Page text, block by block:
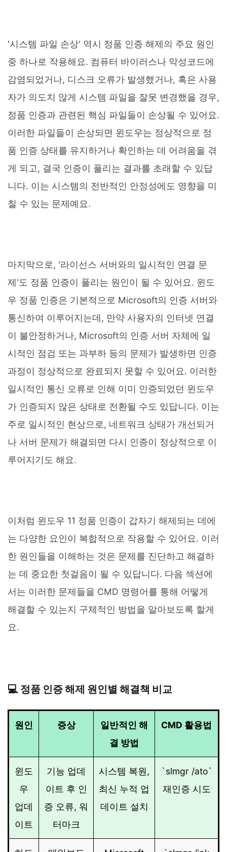
'시스템 파일 손상' 역시 정품 인증 해제의 주요 원인
중 하나로 작용해요. 컴퓨터 바이러스나 악성코드에
감염되었거나, 디스크 오류가 발생했거나, 혹은 사용
자가 의도치 않게 시스템 파일을 잘못 변경했을 경우,
정품 인증과 관련된 핵심 파일들이 손상될 수 있어요.
이러한 파일들이 손상되면 윈도우는 정상적으로 정
품 인증 상태를 유지하거나 확인하는 데 어려움을 겪
게 되고, 결국 인증이 풀리는 결과를 초래할 수 있답
니다. 이는 시스템의 전반적인 안정성에도 영향을 미
칠 수 있는 문제예요.
마지막으로, '라이선스 서버와의 일시적인 연결 문
제'도 정품 인증이 풀리는 원인이 될 수 있어요. 윈도
우 정품 인증은 기본적으로 Microsoft의 인증 서버와
통신하여 이루어지는데, 만약 사용자의 인터넷 연결
이 불안정하거나, Microsoft의 인증 서버 자체에 일
시적인 점검 또는 과부하 등의 문제가 발생하면 인증
과정이 정상적으로 완료되지 못할 수 있어요. 이러한
일시적인 통신 오류로 인해 이미 인증되었던 윈도우
가 인증되지 않은 상태로 전환될 수도 있답니다. 이는
주로 일시적인 현상으로, 네트워크 상태가 개선되거
나 서버 문제가 해결되면 다시 인증이 정상적으로 이
루어지기도 해요.
이처럼 윈도우 11 정품 인증이 갑자기 해제되는 데에
는 다양한 요인이 복합적으로 작용할 수 있어요. 이러
한 원인들을 이해하는 것은 문제를 진단하고 해결하
는 데 중요한 첫걸음이 될 수 있답니다. 다음 섹션에
서는 이러한 문제들을 CMD 명령어를 통해 어떻게
해결할 수 있는지 구체적인 방법을 알아보도록 할게
요.
💻 정품 인증 해제 원인별 해결책 비교
원인 증상
일반적인 해
결 방법
CMD 활용법
윈도
우
업데
이트
기능 업데
이트 후 인
증 오류, 워
터마크
시스템 복원,
최신 누적 업
데이트 설치
`slmgr /ato`
재인증 시도